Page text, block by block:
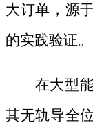
大订单，源
的实践验证。
在大型
其无轨导全